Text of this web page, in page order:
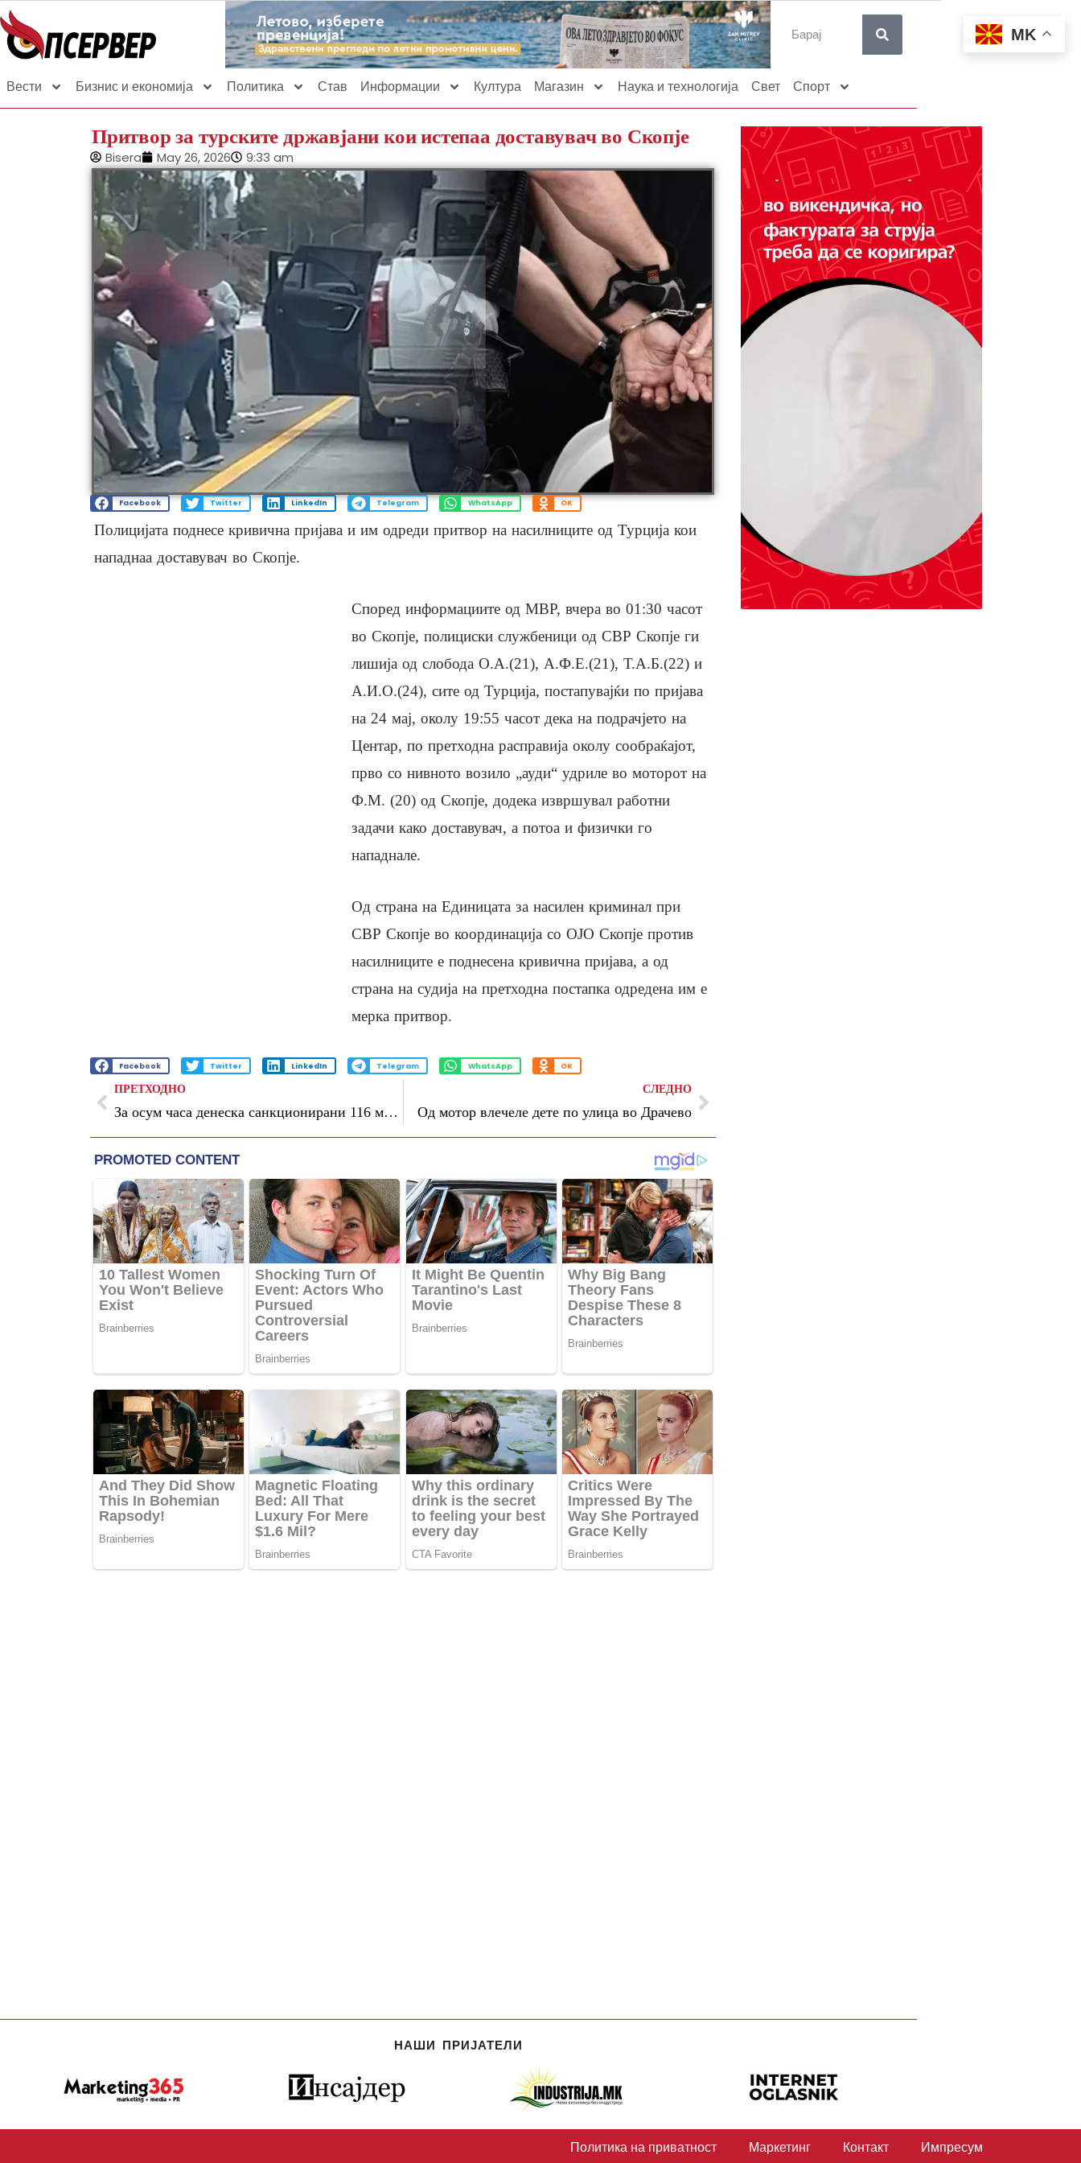
Вести Бизнис и економија Политика Став Информации Култура Магазин Наука и технологија Свет Спорт
Притвор за турските државјани кои истепаа доставувач во Скопје
Bisera May 26, 2026 9:33 am
Facebook Twitter LinkedIn Telegram WhatsApp OK
Полицијата поднесе кривична пријава и им одреди притвор на насилниците од Турција кои
нападнаа доставувач во Скопје.
Според информациите од МВР, вчера во 01:30 часот
во Скопје, полициски службеници од СВР Скопје ги
лишија од слобода О.А.(21), А.Ф.Е.(21), Т.А.Б.(22) и
А.И.О.(24), сите од Турција, постапувајќи по пријава
на 24 мај, околу 19:55 часот дека на подрачјето на
Центар, по претходна расправија околу сообраќајот,
прво со нивното возило „ауди“ удриле во моторот на
Ф.М. (20) од Скопје, додека извршувал работни
задачи како доставувач, а потоа и физички го
нападнале.
Од страна на Единицата за насилен криминал при
СВР Скопје во координација со ОЈО Скопје против
насилниците е поднесена кривична пријава, а од
страна на судија на претходна постапка одредена им е
мерка притвор.
Facebook Twitter LinkedIn Telegram WhatsApp OK
ПРЕТХОДНО
За осум часа денеска санкционирани 116 мотоциклисти во Скопје, одземени три мотоцикли
СЛЕДНО
Од мотор влечеле дете по улица во Драчево
НАШИ ПРИЈАТЕЛИ
Политика на приватност Маркетинг Контакт Импресум
MK